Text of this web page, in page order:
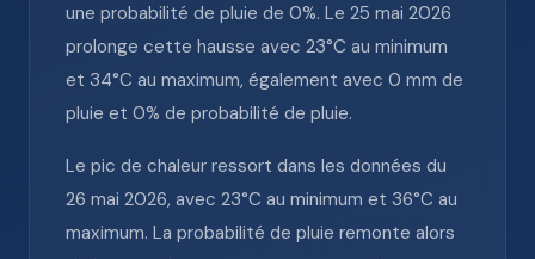
une probabilité de pluie de 0%. Le 25 mai 2026
prolonge cette hausse avec 23°C au minimum
et 34°C au maximum, également avec 0 mm de
pluie et 0% de probabilité de pluie.
Le pic de chaleur ressort dans les données du
26 mai 2026, avec 23°C au minimum et 36°C au
maximum. La probabilité de pluie remonte alors